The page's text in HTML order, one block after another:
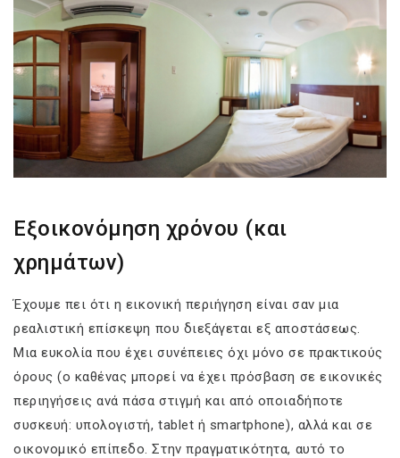
Εξοικονόμηση χρόνου (και
χρημάτων)
Έχουμε πει ότι η εικονική περιήγηση είναι σαν μια
ρεαλιστική επίσκεψη που διεξάγεται εξ αποστάσεως.
Μια ευκολία που έχει συνέπειες όχι μόνο σε πρακτικούς
όρους (ο καθένας μπορεί να έχει πρόσβαση σε εικονικές
περιηγήσεις ανά πάσα στιγμή και από οποιαδήποτε
συσκευή: υπολογιστή, tablet ή smartphone), αλλά και σε
οικονομικό επίπεδο. Στην πραγματικότητα, αυτό το